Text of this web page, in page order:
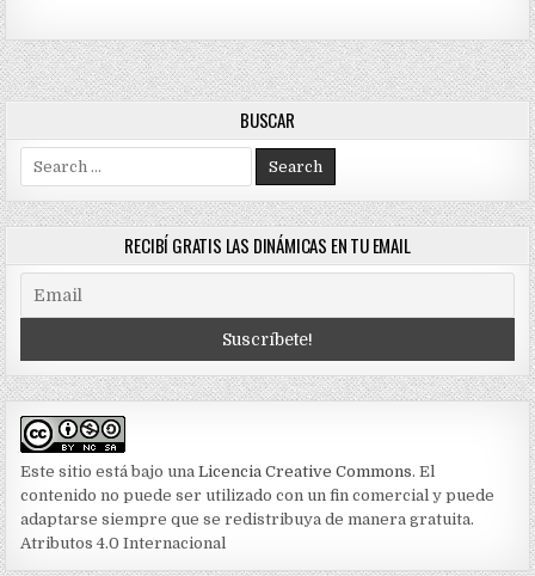
BUSCAR
for:
RECIBÍ GRATIS LAS DINÁMICAS EN TU EMAIL
Este sitio está bajo unaLicencia Creative Commons. El
contenido no puede ser utilizado con un fin comercial y puede
adaptarse siempre que se redistribuya de manera gratuita.
Atributos 4.0 Internacional